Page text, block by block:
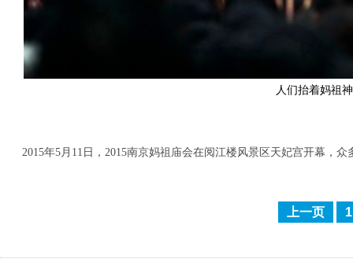
人们抬着妈祖
2015年5月11日，2015南京妈祖庙会在阅江楼风景区天妃宫开幕，
上一页 1